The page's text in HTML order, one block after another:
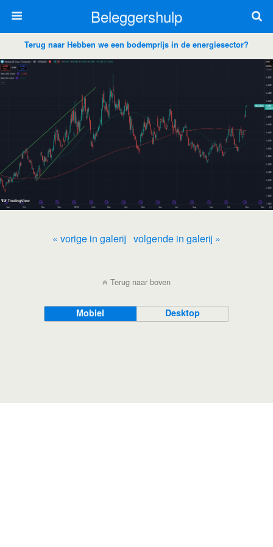
Beleggershulp
Terug naar Hebben we een bodemprijs in de energiesector?
« vorige in galerij volgende in galerij »
Terug naar boven
Mobiel Desktop